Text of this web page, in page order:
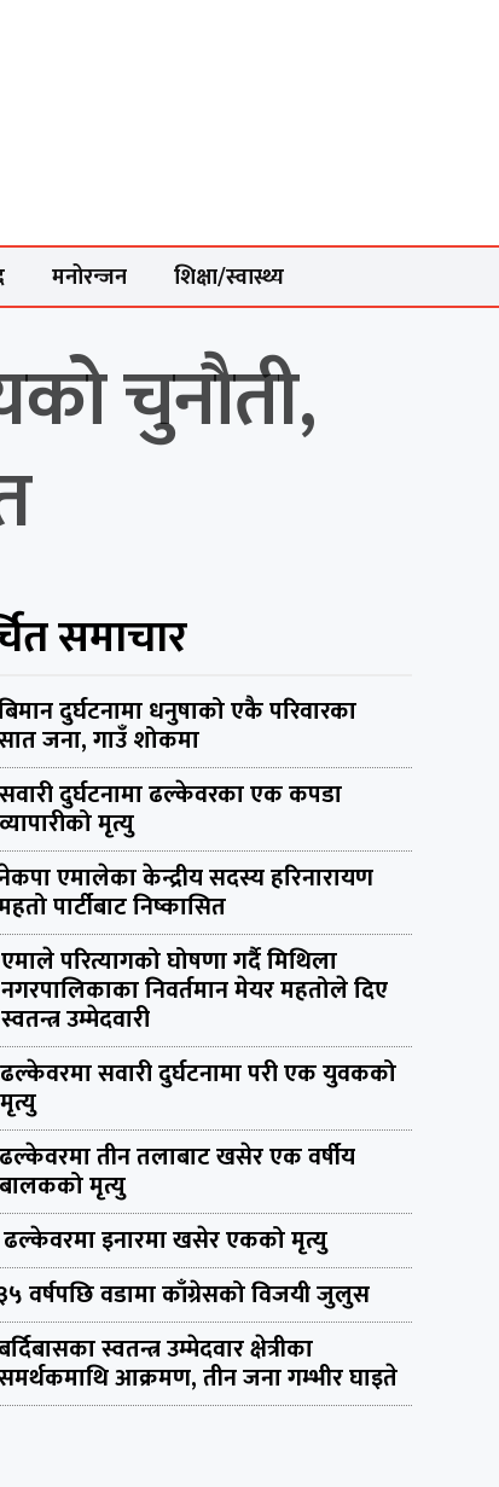
मनोरन्जन शिक्षा/स्वास्थ्य
चुनौती,
समाचार
दुर्घटनामा धनुषाको एकै परिवारका
जना, गाउँ शोकमा
सवारी दुर्घटनामा ढल्केवरका एक कपडा
व्यापारीको मृत्यु
एमालेका केन्द्रीय सदस्य हरिनारायण
पार्टीबाट निष्कासित
एमाले परित्यागको घोषणा गर्दै मिथिला
नगरपालिकाका निवर्तमान मेयर महतोले दिए
स्वतन्त्र उम्मेदवारी
ढल्केवरमा सवारी दुर्घटनामा परी एक युवकको
मृत्यु
ढल्केवरमा तीन तलाबाट खसेर एक वर्षीय
बालकको मृत्यु
ढल्केवरमा इनारमा खसेर एकको मृत्यु
वर्षपछि वडामा काँग्रेसको विजयी जुलुस
स्वतन्त्र उम्मेदवार क्षेत्रीका
आक्रमण, तीन जना गम्भीर घाइते